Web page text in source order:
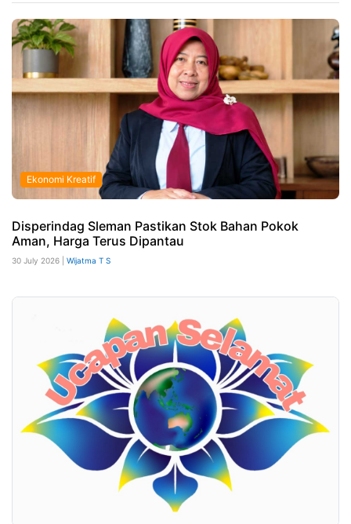
Ekonomi Kreatif
Disperindag Sleman Pastikan Stok Bahan Pokok
Aman, Harga Terus Dipantau
30 July 2026 | Wijatma T S